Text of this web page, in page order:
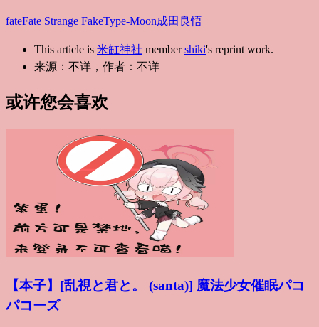
fateFate Strange FakeType-Moon成田良悟
This article is 米缸神社 membershiki's reprint work.
来源：不详，作者：不详
或许您会喜欢
【本子】[乱視と君と。 (santa)] 魔法少女催眠パコ
パコーズ